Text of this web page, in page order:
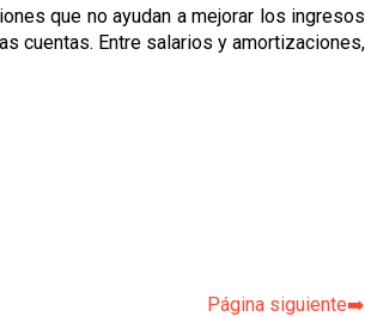
que no ayudan a mejorar los ingresos
cuentas. Entre salarios y amortizaciones,
Página siguiente➡️